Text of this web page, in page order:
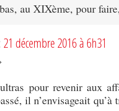
au XIXème, pour
21 décembre 2016 à 6h31
pour revenir aux
il n’envisageait qu’à